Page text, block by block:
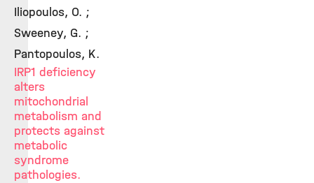
Iliopoulos, O. ;
Sweeney, G. ;
Pantopoulos, K.
IRP1 deficiency
alters
mitochondrial
metabolism and
protects against
metabolic
syndrome
pathologies.